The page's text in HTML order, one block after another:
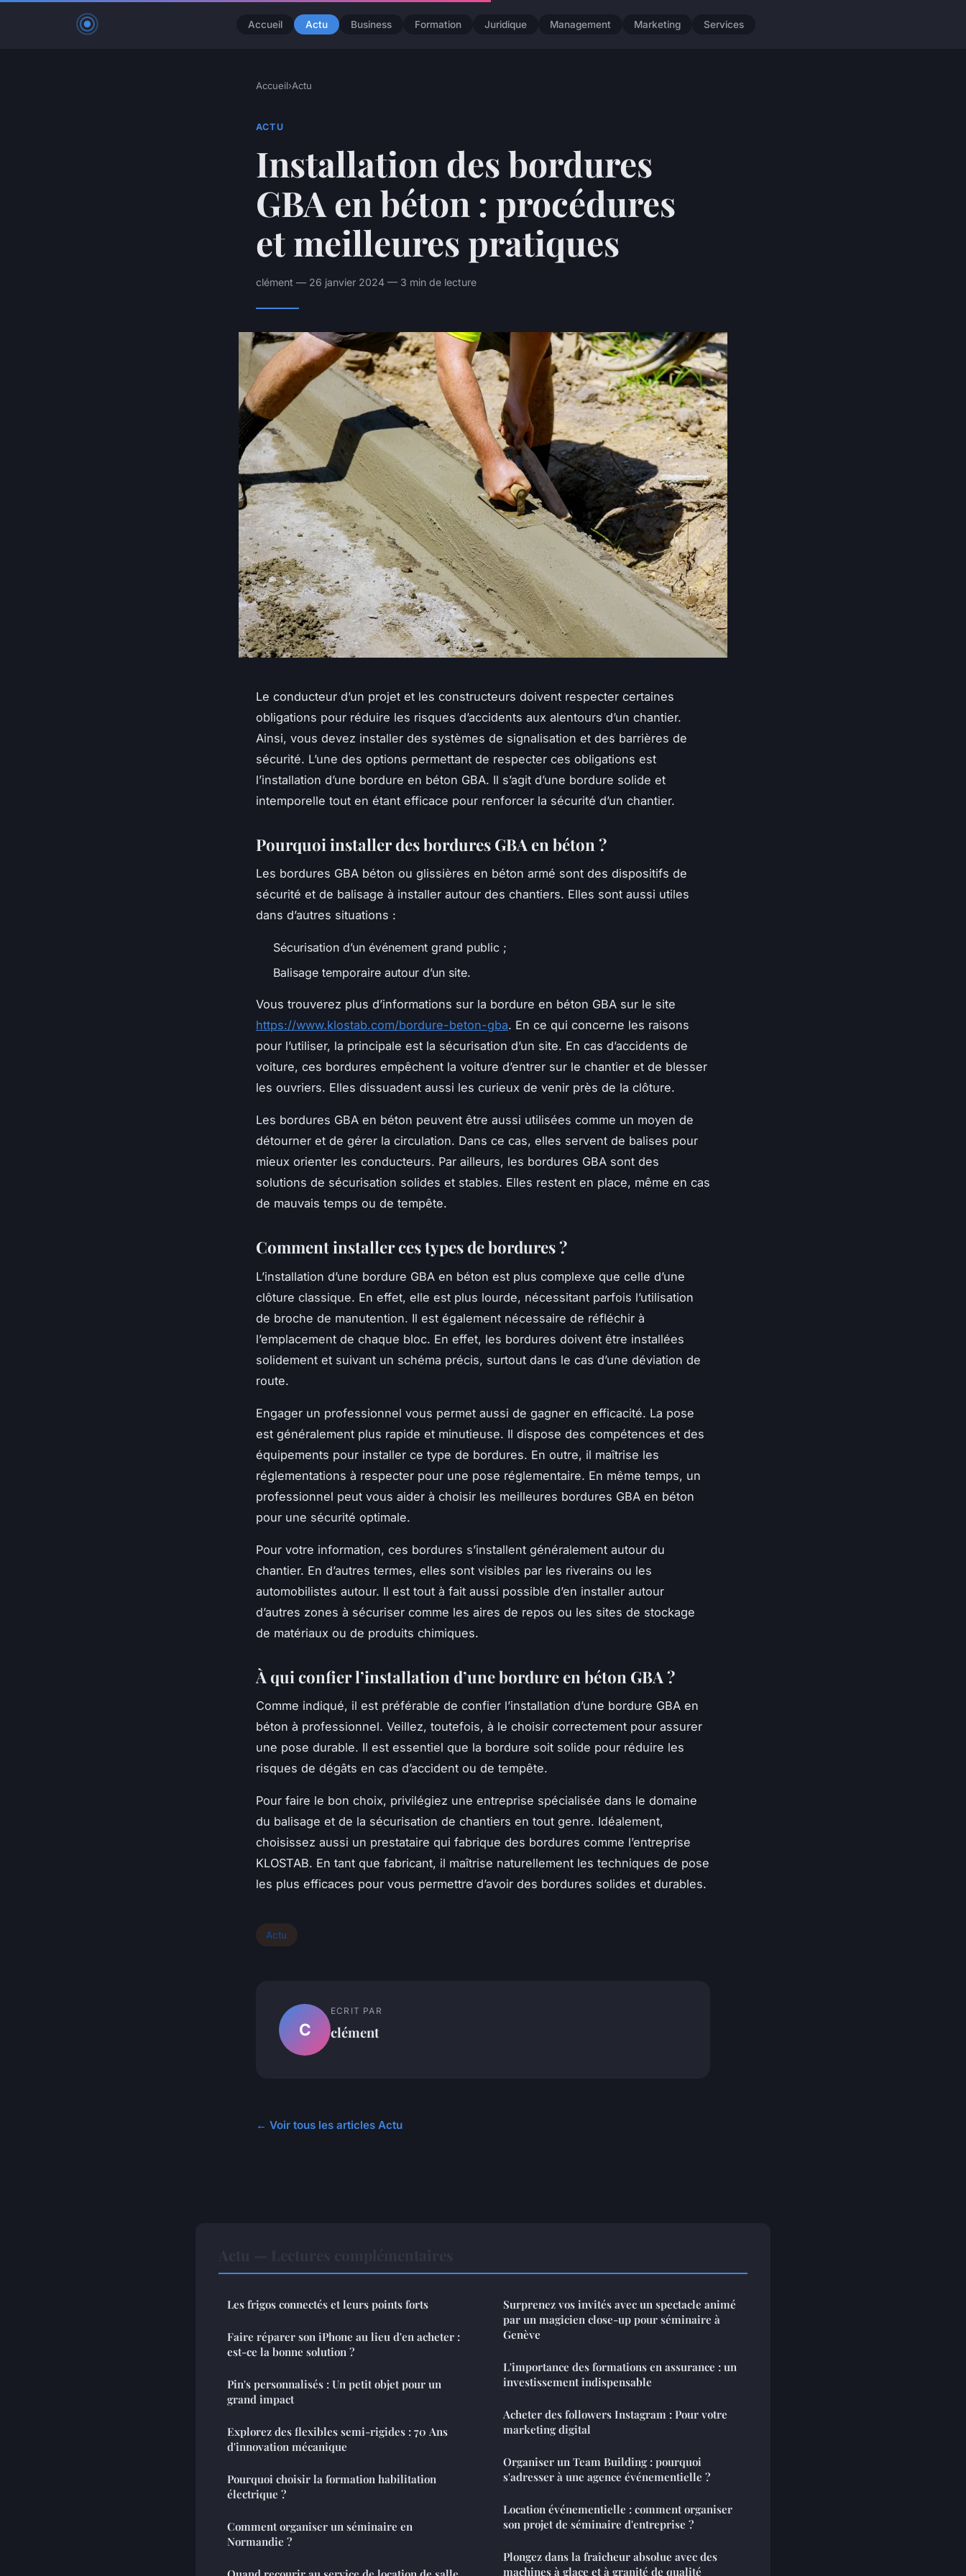
Accueil Actu Business Formation Juridique Management Marketing Services
Accueil›Actu
ACTU
Installation des bordures
GBA en béton : procédures
et meilleures pratiques
clément — 26 janvier 2024 — 3 min de lecture
Le conducteur d’un projet et les constructeurs doivent respecter certaines
obligations pour réduire les risques d’accidents aux alentours d’un chantier.
Ainsi, vous devez installer des systèmes de signalisation et des barrières de
sécurité. L’une des options permettant de respecter ces obligations est
l’installation d’une bordure en béton GBA. Il s’agit d’une bordure solide et
intemporelle tout en étant efficace pour renforcer la sécurité d’un chantier.
Pourquoi installer des bordures GBA en béton ?
Les bordures GBA béton ou glissières en béton armé sont des dispositifs de
sécurité et de balisage à installer autour des chantiers. Elles sont aussi utiles
dans d’autres situations :
Sécurisation d’un événement grand public ;
Balisage temporaire autour d’un site.
Vous trouverez plus d’informations sur la bordure en béton GBA sur le site
https://www.klostab.com/bordure-beton-gba. En ce qui concerne les raisons
pour l’utiliser, la principale est la sécurisation d’un site. En cas d’accidents de
voiture, ces bordures empêchent la voiture d’entrer sur le chantier et de blesser
les ouvriers. Elles dissuadent aussi les curieux de venir près de la clôture.
Les bordures GBA en béton peuvent être aussi utilisées comme un moyen de
détourner et de gérer la circulation. Dans ce cas, elles servent de balises pour
mieux orienter les conducteurs. Par ailleurs, les bordures GBA sont des
solutions de sécurisation solides et stables. Elles restent en place, même en cas
de mauvais temps ou de tempête.
Comment installer ces types de bordures ?
L’installation d’une bordure GBA en béton est plus complexe que celle d’une
clôture classique. En effet, elle est plus lourde, nécessitant parfois l’utilisation
de broche de manutention. Il est également nécessaire de réfléchir à
l’emplacement de chaque bloc. En effet, les bordures doivent être installées
solidement et suivant un schéma précis, surtout dans le cas d’une déviation de
route.
Engager un professionnel vous permet aussi de gagner en efficacité. La pose
est généralement plus rapide et minutieuse. Il dispose des compétences et des
équipements pour installer ce type de bordures. En outre, il maîtrise les
réglementations à respecter pour une pose réglementaire. En même temps, un
professionnel peut vous aider à choisir les meilleures bordures GBA en béton
pour une sécurité optimale.
Pour votre information, ces bordures s’installent généralement autour du
chantier. En d’autres termes, elles sont visibles par les riverains ou les
automobilistes autour. Il est tout à fait aussi possible d’en installer autour
d’autres zones à sécuriser comme les aires de repos ou les sites de stockage
de matériaux ou de produits chimiques.
À qui confier l’installation d’une bordure en béton GBA ?
Comme indiqué, il est préférable de confier l’installation d’une bordure GBA en
béton à professionnel. Veillez, toutefois, à le choisir correctement pour assurer
une pose durable. Il est essentiel que la bordure soit solide pour réduire les
risques de dégâts en cas d’accident ou de tempête.
Pour faire le bon choix, privilégiez une entreprise spécialisée dans le domaine
du balisage et de la sécurisation de chantiers en tout genre. Idéalement,
choisissez aussi un prestataire qui fabrique des bordures comme l’entreprise
KLOSTAB. En tant que fabricant, il maîtrise naturellement les techniques de pose
les plus efficaces pour vous permettre d’avoir des bordures solides et durables.
Actu
C
ECRIT PAR
clément
← Voir tous les articles Actu
Les frigos connectés et leurs points forts
Faire réparer son iPhone au lieu d'en acheter :
est-ce la bonne solution ?
Pin's personnalisés : Un petit objet pour un
grand impact
Explorez des flexibles semi-rigides : 70 Ans
d'innovation mécanique
Pourquoi choisir la formation habilitation
électrique ?
Comment organiser un séminaire en
Normandie ?
Surprenez vos invités avec un spectacle animé
par un magicien close-up pour séminaire à
Genève
L'importance des formations en assurance : un
investissement indispensable
Acheter des followers Instagram : Pour votre
marketing digital
Organiser un Team Building : pourquoi
s'adresser à une agence événementielle ?
Location événementielle : comment organiser
son projet de séminaire d'entreprise ?
Plongez dans la fraîcheur absolue avec des
machines à glace et à granité de qualité